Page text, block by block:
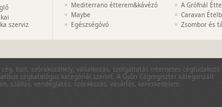
szerviz
Mediterrano étterem&kávézó
Maybe
Egészségóvó
A Grófnál
Caravan
Zsombor és
bolt, szórakozóhely, vállalkozás, szolgáltatás internetes cégtudakozó
cégkatalógus kategóriái szerint. A Győri Cégregiszter kategorizált
szállás, vendéglátás, szórakozás, vásárlás, kereskedelem.